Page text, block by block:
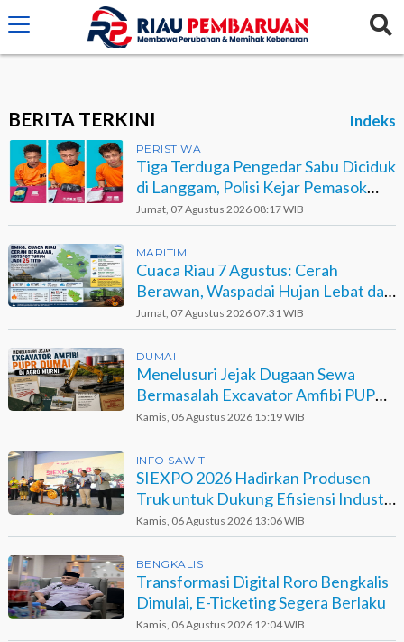
crossorigin="anonymous">
BERITA TERKINI Indeks
PERISTIWA
Tiga Terduga Pengedar Sabu Diciduk
di Langgam, Polisi Kejar Pemasok
Berinisial GA
Jumat, 07 Agustus 2026 08:17 WIB
MARITIM
Cuaca Riau 7 Agustus: Cerah
Berawan, Waspadai Hujan Lebat dan
Petir
Jumat, 07 Agustus 2026 07:31 WIB
DUMAI
Menelusuri Jejak Dugaan Sewa
Bermasalah Excavator Amfibi PUPR
Dumai di Agro Murni
Kamis, 06 Agustus 2026 15:19 WIB
INFO SAWIT
SIEXPO 2026 Hadirkan Produsen
Truk untuk Dukung Efisiensi Industri
Sawit
Kamis, 06 Agustus 2026 13:06 WIB
BENGKALIS
Transformasi Digital Roro Bengkalis
Dimulai, E-Ticketing Segera Berlaku
Kamis, 06 Agustus 2026 12:04 WIB